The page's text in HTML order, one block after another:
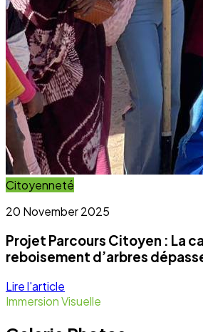
Lire l'article
Immersion Visuelle
Galerie Photos
Parcourez notre galerie photo pour
de nos projets au sein des
mille mots.
Voir la Galerie Photos